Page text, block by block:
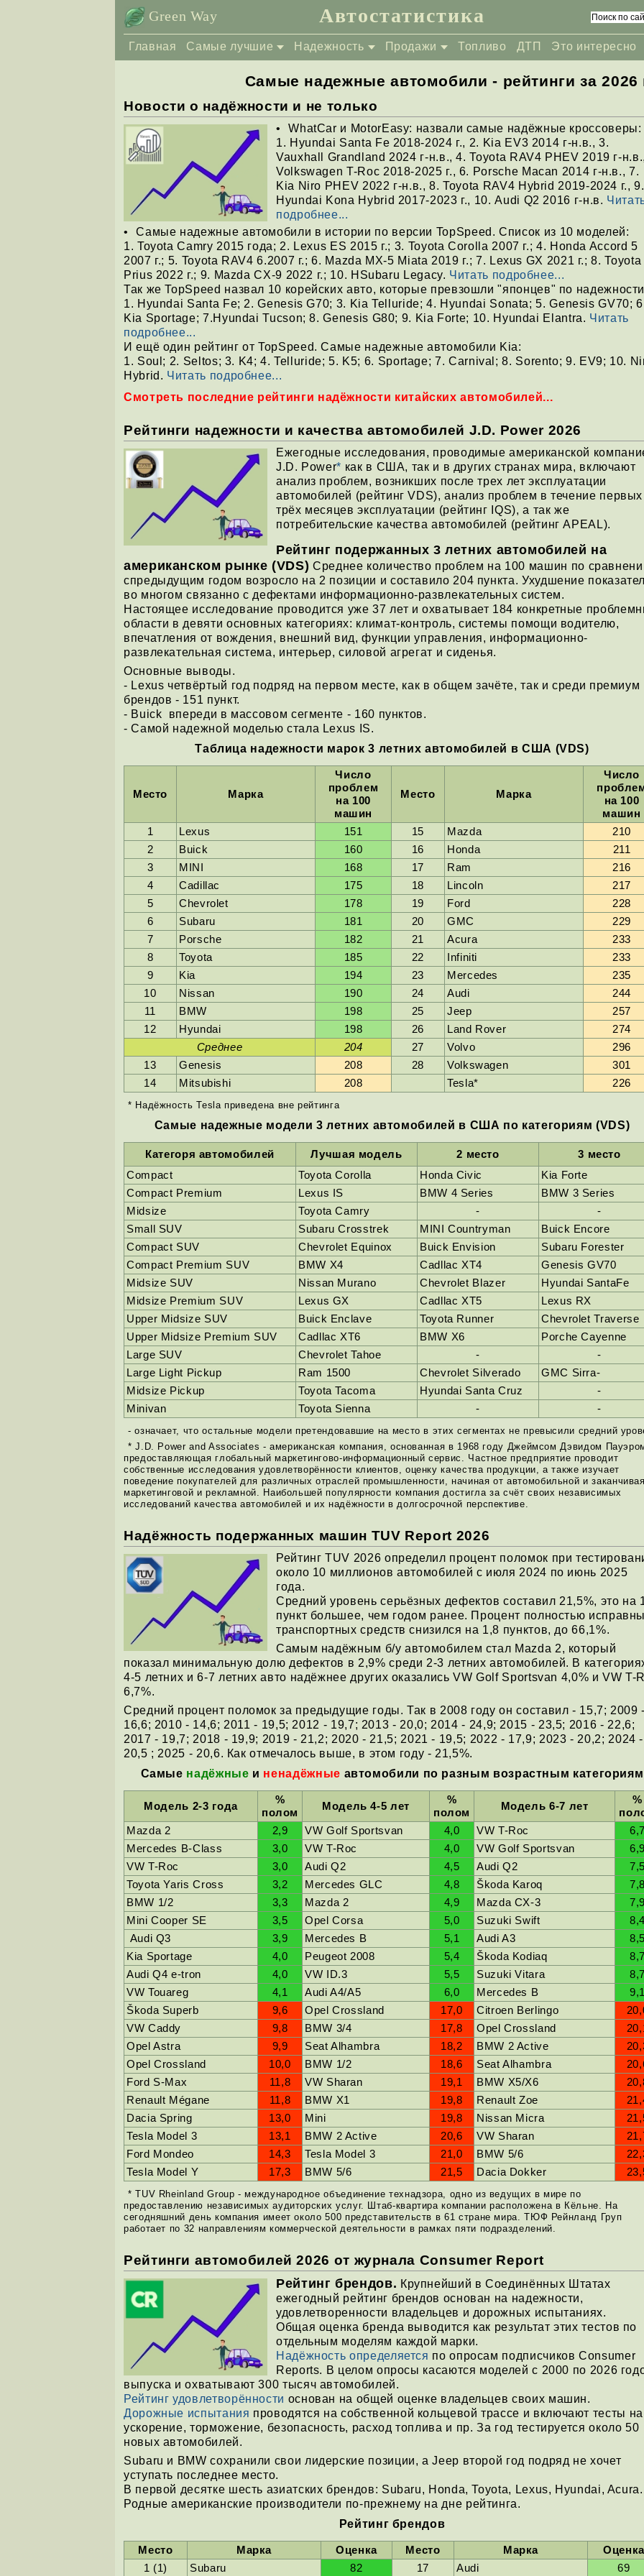
Green Way Автостатистика
Главная Самые лучшие Надежность Продажи Топливо ДТП Это интересно
Самые надежные автомобили - рейтинги за 2026
Новости о надёжности и не только
WhatCar и MotorEasy: назвали самые надёжные кроссоверы:
1. Hyundai Santa Fe 2018-2024 г., 2. Kia EV3 2014 г-н.в., 3.
Vauxhall Grandland 2024 г-н.в., 4. Toyota RAV4 PHEV 2019 г-
Volkswagen T-Roc 2018-2025 г., 6. Porsche Macan 2014 г-н.в., 7.
Kia Niro PHEV 2022 г-н.в., 8. Toyota RAV4 Hybrid 2019-2024 г., 9.
Hyundai Kona Hybrid 2017-2023 г., 10. Audi Q2 2016 г-н.в.
подробнее...
Самые надежные автомобили в истории по версии TopSpeed. Список из 10 моделей:
1. Toyota Camry 2015 года; 2. Lexus ES 2015 г.; 3. Toyota Corolla 2007 г.; 4. Honda Accord 5
2007 г.; 5. Toyota RAV4 6.2007 г.; 6. Mazda MX-5 Miata 2019 г.; 7. Lexus GX 2021 г.; 8. Toyota
Prius 2022 г.; 9. Mazda CX-9 2022 г.; 10. HSubaru Legacy. Читать подробнее...
Так же TopSpeed назвал 10 корейских авто, которые превзошли "японцев" по
1. Hyundai Santa Fe; 2. Genesis G70; 3. Kia Telluride; 4. Hyundai Sonata; 5. Genesis GV70;
Kia Sportage; 7.Hyundai Tucson; 8. Genesis G80; 9. Kia Forte; 10. Hyundai Elantra. Читать
подробнее...
И ещё один рейтинг от TopSpeed. Самые надежные автомобили Kia:
1. Soul; 2. Seltos; 3. K4; 4. Telluride; 5. K5; 6. Sportage; 7. Carnival; 8. Sorento; 9. EV9; 10.
Hybrid. Читать подробнее...
Смотреть последние рейтинги надёжности китайских автомобилей...
Рейтинги надежности и качества автомобилей J.D. Power 2026
Ежегодные исследования, проводимые американской
J.D. Power* как в США, так и в других странах мира, включают
анализ проблем, возникших после трех лет эксплуатации
автомобилей (рейтинг VDS), анализ проблем в течение первых
трёх месяцев эксплуатации (рейтинг IQS), а так же
потребительские качества автомобилей (рейтинг APEAL).
Рейтинг подержанных 3 летних автомобилей на
американском рынке (VDS) Среднее количество проблем на 100 машин по
спредыдущим годом возросло на 2 позиции и составило 204 пункта. Ухудшение
во многом связанно с дефектами информационно-развлекательных систем.
Настоящее исследование проводится уже 37 лет и охватывает 184 конкретные
области в девяти основных категориях: климат-контроль, системы помощи водителю,
впечатления от вождения, внешний вид, функции управления, информационно-
развлекательная система, интерьер, силовой агрегат и сиденья.
Основные выводы.
- Lexus четвёртый год подряд на первом месте, как в общем зачёте, так и среди премиум
брендов - 151 пункт.
- Buick впереди в массовом сегменте - 160 пунктов.
- Самой надежной моделью стала Lexus IS.
Таблица надежности марок 3 летних автомобилей в США (VDS)
Место Марка
Число
проблем
на 100
машин
Место Марка
Число
на 100
машин
1
Lexus 151 15 Mazda
210
2
Buick 160 16 Honda
211
3
MINI 168 17 Ram
216
4
Cadillac 175 18 Lincoln
217
5
Chevrolet 178 19 Ford
228
6
Subaru 181 20 GMC
229
7
Porsche 182 21 Acura
233
8
Toyota 185 22 Infiniti
233
9
Kia 194 23 Mercedes
235
10
Nissan 190 24 Audi
244
11
BMW 198 25 Jeep
257
12
Hyundai 198 26 Land Rover
274
Среднее
204 27 Volvo
296
13
Genesis 208 28 Volkswagen
301
14
Mitsubishi 208 Tesla* 226
* Надёжность Tesla приведена вне рейтинга
Самые надежные модели 3 летних автомобилей в США по категориям (VDS)
Категоря автомобилей Лучшая модель 2 место
3 место
Compact
Toyota Corolla Honda Civic
Kia Forte
Compact Premium
Lexus IS BMW 4 Series
BMW 3 Series
Midsize
Toyota Camry -
-
Small SUV
Subaru Crosstrek MINI Countryman
Buick Encore
Compact SUV
Chevrolet Equinox Buick Envision
Subaru Forester
Compact Premium SUV
BMW X4 Cadllac XT4
Genesis GV70
Midsize SUV
Nissan Murano Chevrolet Blazer
Hyundai SantaFe
Midsize Premium SUV
Lexus GX Cadllac XT5
Lexus RX
Upper Midsize SUV
Buick Enclave Toyota Runner
Chevrolet Traverse
Upper Midsize Premium SUV
Cadllac XT6 BMW X6
Porche Cayenne
Large SUV
Chevrolet Tahoe -
-
Large Light Pickup
Ram 1500 Chevrolet Silverado
GMC Sirra-
Midsize Pickup
Toyota Tacoma Hyundai Santa Cruz
-
Minivan
Toyota Sienna - -
- означает, что остальные модели претендовавшие на место в этих сегментах не превысили средний
* J.D. Power and Associates - американская компания, основанная в 1968 году Джеймсом Дэвидом
предоставляющая глобальный маркетингово-информационный сервис. Частное предприятие проводит
собственные исследования удовлетворённости клиентов, оценку качества продукции, а также изучает
поведение покупателей для различных отраслей промышленности, начиная от автомобильной и
маркетинговой и рекламной. Наибольшей популярности компания достигла за счёт своих независимых
исследований качества автомобилей и их надёжности в долгосрочной перспективе.
Надёжность подержанных машин TUV Report 2026
Рейтинг TUV 2026 определил процент поломок при
около 10 миллионов автомобилей с июля 2024 по июнь 2025
года.
Средний уровень серьёзных дефектов составил 21,5%, это на
пункт большее, чем годом ранее. Процент полностью
транспортных средств снизился на 1,8 пунктов, до 66,1%.
Самым надёжным б/у автомобилем стал Mazda 2, который
показал минимальную долю дефектов в 2,9% среди 2-3 летних автомобилей. В
4-5 летних и 6-7 летних авто надёжнее других оказались VW Golf Sportsvan 4,0% и VW T-
6,7%.
Средний процент поломок за предыдущие годы. Так в 2008 году он составил - 15,7; 2009
16,6; 2010 - 14,6; 2011 - 19,5; 2012 - 19,7; 2013 - 20,0; 2014 - 24,9; 2015 - 23,5; 2016 - 22,6;
2017 - 19,7; 2018 - 19,9; 2019 - 21,2; 2020 - 21,5; 2021 - 19,5; 2022 - 17,9; 2023 - 20,2; 2024 -
20,5 ; 2025 - 20,6. Как отмечалось выше, в этом году - 21,5%.
Самые надёжные и ненадёжные автомобили по разным возрастным категориям
Модель 2-3 года
%
полом
Модель 4-5 лет
%
полом
Модель 6-7 лет
%
Mazda 2
2,9 VW Golf Sportsvan 4,0 VW T-Roc
Mercedes B-Class
3,0 VW T-Roc 4,0 VW Golf Sportsvan
VW T-Roc
3,0 Audi Q2 4,5 Audi Q2
Toyota Yaris Cross
3,2 Mercedes GLC 4,8 Škoda Karoq
BMW 1/2
3,3 Mazda 2 4,9 Mazda CX-3
Mini Cooper SE
3,5 Opel Corsa 5,0 Suzuki Swift
Audi Q3
3,9 Mercedes B 5,1 Audi A3
Kia Sportage
4,0 Peugeot 2008 5,4 Škoda Kodiaq
Audi Q4 e-tron
4,0 VW ID.3 5,5 Suzuki Vitara
VW Touareg
4,1 Audi A4/A5 6,0 Mercedes B
Škoda Superb
9,6 Opel Crossland 17,0 Citroen Berlingo
VW Caddy
9,8 BMW 3/4 17,8 Opel Crossland
Opel Astra
9,9 Seat Alhambra 18,2 BMW 2 Active
Opel Crossland
10,0 BMW 1/2 18,6 Seat Alhambra
Ford S-Max
11,8 VW Sharan 19,1 BMW X5/X6
Renault Mégane
11,8 BMW X1 19,8 Renault Zoe
Dacia Spring
13,0 Mini 19,8 Nissan Micra
Tesla Model 3
13,1 BMW 2 Active 20,6 VW Sharan
Ford Mondeo
14,3 Tesla Model 3 21,0 BMW 5/6
Tesla Model Y
17,3 BMW 5/6 21,5 Dacia Dokker
* TUV Rheinland Group - международное объединение технадзора, одно из ведущих в мире по
предоставлению независимых аудиторских услуг. Штаб-квартира компании расположена в Кёльне. На
сегодняшний день компания имеет около 500 представительств в 61 стране мира. ТЮФ Рейнланд Груп
работает по 32 направлениям коммерческой деятельности в рамках пяти подразделений.
Рейтинги автомобилей 2026 от журнала Consumer Report
Рейтинг брендов. Крупнейший в Соединённых Штатах
ежегодный рейтинг брендов основан на надежности,
удовлетворенности владельцев и дорожных испытаниях.
Общая оценка бренда выводится как результат этих тестов по
отдельным моделям каждой марки.
Надёжность определяется по опросам подписчиков Consumer
Reports. В целом опросы касаются моделей с 2000 по 2026
выпуска и охватывают 300 тысяч автомобилей.
Рейтинг удовлетворённости основан на общей оценке владельцев своих машин.
Дорожные испытания проводятся на собственной кольцевой трассе и включают тесты на
ускорение, торможение, безопасность, расход топлива и пр. За год тестируется около 50
новых автомобилей.
Subaru и BMW сохранили свои лидерские позиции, а Jeep второй год подряд не хочет
уступать последнее место.
В первой десятке шесть азиатских брендов: Subaru, Honda, Toyota, Lexus, Hyundai, Acura.
Родные американские производители по-прежнему на дне рейтинга.
Рейтинг брендов
Место Марка Оценка Место Марка
Оценка
1 (1)
Subaru 82 17 Audi 69